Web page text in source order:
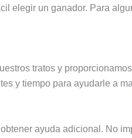
elegir un ganador. Para
tratos y
y tiempo para ayudarle a
ayuda adicional. No